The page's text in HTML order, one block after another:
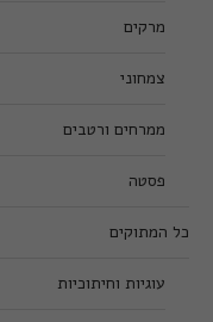
מרקים
צמחוני
ממרחים ורטבים
פסטה
כל המתוקים
עוגיות וחיתוכיות